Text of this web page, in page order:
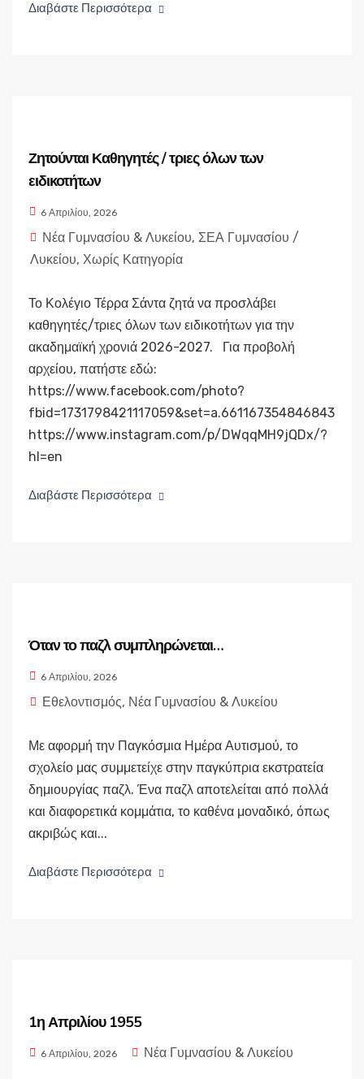
Διαβάστε Περισσότερα
Ζητούνται Καθηγητές / τριες όλων των
ειδικοτήτων
6 Απριλίου, 2026
Νέα Γυμνασίου & Λυκείου, ΣΕΑ Γυμνασίου /
Λυκείου, Χωρίς Κατηγορία
Το Κολέγιο Τέρρα Σάντα ζητά να προσλάβει
καθηγητές/τριες όλων των ειδικοτήτων για την
ακαδημαϊκή χρονιά 2026-2027. Για προβολή
αρχείου, πατήστε εδώ:
https://www.facebook.com/photo?
fbid=1731798421117059&set=a.661167354846843
https://www.instagram.com/p/DWqqMH9jQDx/?
hl=en
Διαβάστε Περισσότερα
Όταν το παζλ συμπληρώνεται…
6 Απριλίου, 2026
Εθελοντισμός, Νέα Γυμνασίου & Λυκείου
Με αφορμή την Παγκόσμια Ημέρα Αυτισμού, το
σχολείο μας συμμετείχε στην παγκύπρια εκστρατεία
δημιουργίας παζλ. Ένα παζλ αποτελείται από πολλά
και διαφορετικά κομμάτια, το καθένα μοναδικό, όπως
ακριβώς και...
Διαβάστε Περισσότερα
1η Απριλίου 1955
6 Απριλίου, 2026 Νέα Γυμνασίου & Λυκείου